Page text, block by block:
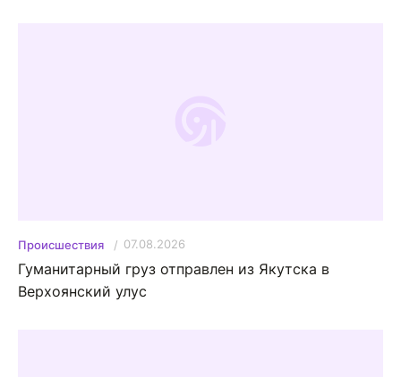
Происшествия 07.08.2026
Гуманитарный груз отправлен из Якутска в
Верхоянский улус